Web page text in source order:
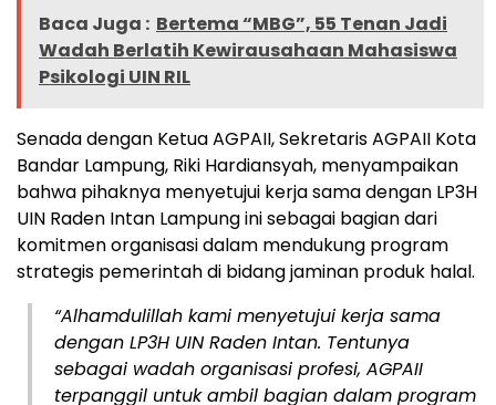
Baca Juga : Bertema “MBG”, 55 Tenan Jadi
Wadah Berlatih Kewirausahaan Mahasiswa
Psikologi UIN RIL
Senada dengan Ketua AGPAII, Sekretaris AGPAII Kota
Bandar Lampung, Riki Hardiansyah, menyampaikan
bahwa pihaknya menyetujui kerja sama dengan LP3H
UIN Raden Intan Lampung ini sebagai bagian dari
komitmen organisasi dalam mendukung program
strategis pemerintah di bidang jaminan produk halal.
“Alhamdulillah kami menyetujui kerja sama
dengan LP3H UIN Raden Intan. Tentunya
sebagai wadah organisasi profesi, AGPAII
terpanggil untuk ambil bagian dalam program